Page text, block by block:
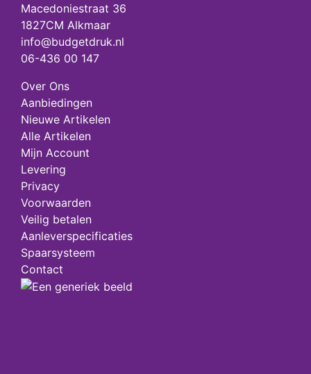
Macedoniestraat 36
1827CM Alkmaar
info@budgetdruk.nl
06-436 00 147
Over Ons
Aanbiedingen
Nieuwe Artikelen
Alle Artikelen
Mijn Account
Levering
Privacy
Voorwaarden
Veilig betalen
Aanleverspecificaties
Spaarsysteem
Contact